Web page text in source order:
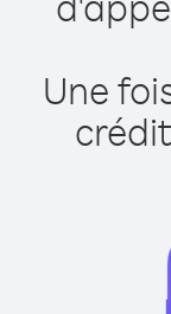
Une